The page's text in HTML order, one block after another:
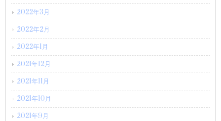
2022年3月
2022年2月
2022年1月
2021年12月
2021年11月
2021年10月
2021年9月